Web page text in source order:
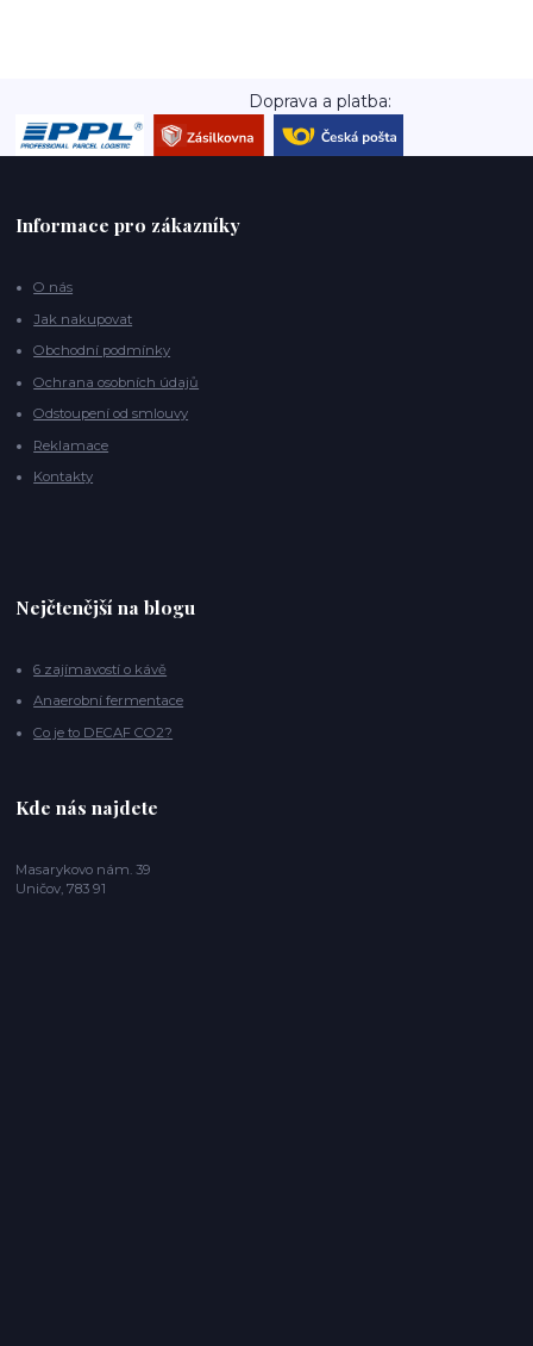
Doprava a platba:
Informace pro zákazníky
O nás
Jak nakupovat
Obchodní podmínky
Ochrana osobních údajů
Odstoupení od smlouvy
Reklamace
Kontakty
Nejčtenější na blogu
6 zajímavostí o kávě
Anaerobní fermentace
Co je to DECAF CO2?
Kde nás najdete
Masarykovo nám. 39
Uničov, 783 91